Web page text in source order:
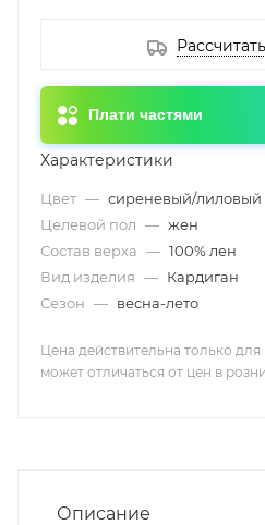
Плати частями
Характеристики
Цвет — сиреневый/лиловый
Целевой пол — жен
Состав верха — 100% лен
Вид изделия — Кардиган
Сезон — весна-лето
Цена действительна только
может отличаться от цен в
Описание